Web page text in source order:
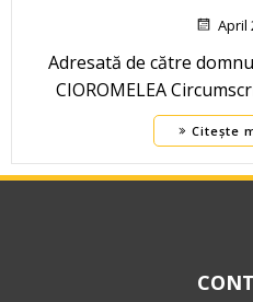
April
Adresată de către
CIOROMELEA
Citește